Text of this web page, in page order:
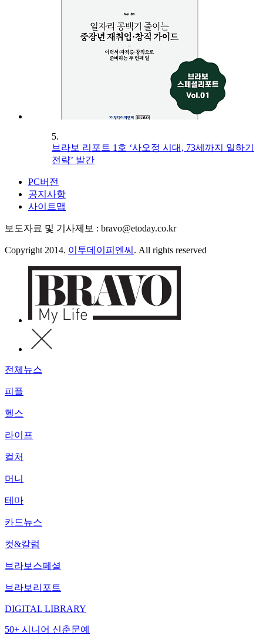
5.
브라보 리포트 1호 ‘사오정 시대, 73세까지 일하기
전략’ 발간
PC버전
공지사항
사이트맵
보도자료 및 기사제보 : bravo@etoday.co.kr
Copyright 2014. 이투데이피엔씨 . All rights reserved
전체뉴스
피플
헬스
라이프
컬처
머니
테마
카드뉴스
컷&칼럼
브라보스페셜
브라보리포트
DIGITAL LIBRARY
50+ 시니어 신춘문예